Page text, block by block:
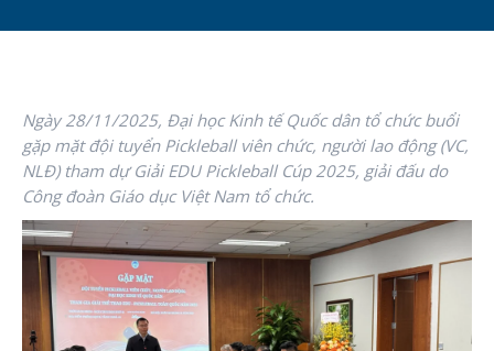
Ngày 28/11/2025, Đại học Kinh tế Quốc dân tổ chức buổi
gặp mặt đội tuyển Pickleball viên chức, người lao động (VC,
NLĐ) tham dự Giải EDU Pickleball Cúp 2025, giải đấu do
Công đoàn Giáo dục Việt Nam tổ chức.